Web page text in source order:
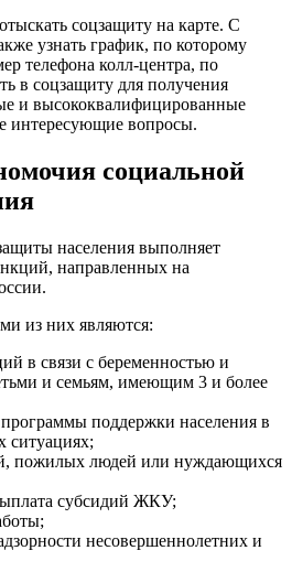
соцзащиту на карте. С
узнать график, по которому
телефона колл-центра, по
в соцзащиту для получения
и высококвалифицированные
интересующие вопросы.
социальной
населения выполняет
направленных на
из них являются:
в связи с беременностью и
и семьям, имеющим 3 и более
поддержки населения в
ситуациях;
пожилых людей или нуждающихся
субсидий ЖКУ;
несовершеннолетних и